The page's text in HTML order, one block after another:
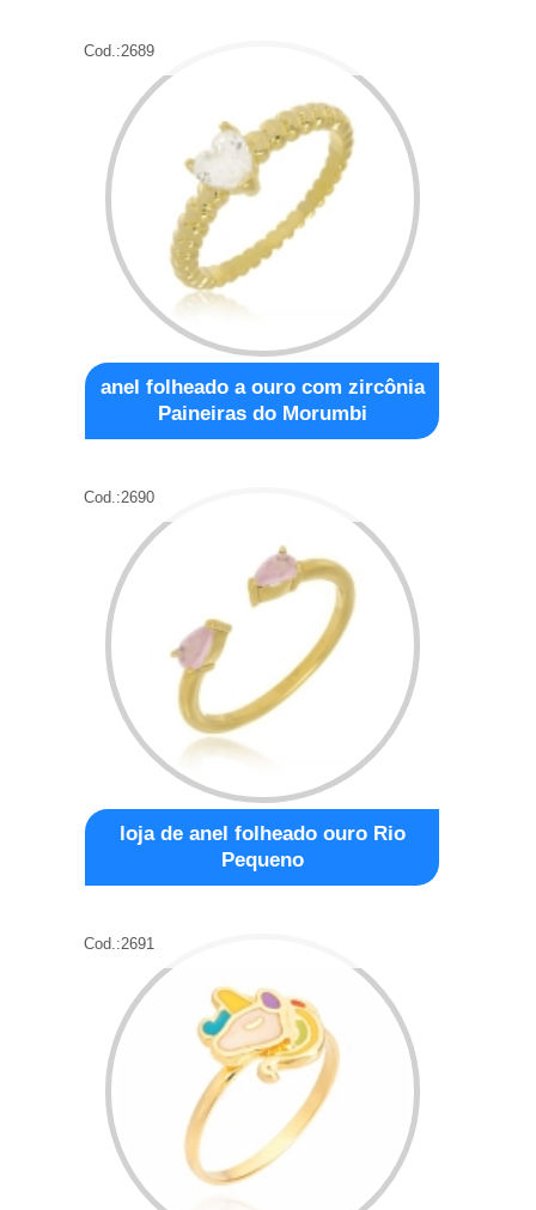
Cod.:2689
anel folheado a ouro com zircônia
Paineiras do Morumbi
Cod.:2690
loja de anel folheado ouro Rio
Pequeno
Cod.:2691